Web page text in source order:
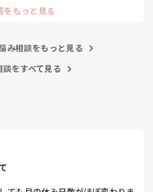
をもっと見る
み相談をもっと見る
談をすべて見る